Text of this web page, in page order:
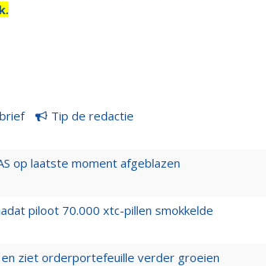
Tip de redactie
op laatste moment afgeblazen
piloot 70.000 xtc-pillen smokkelde
ziet orderportefeuille verder groeien